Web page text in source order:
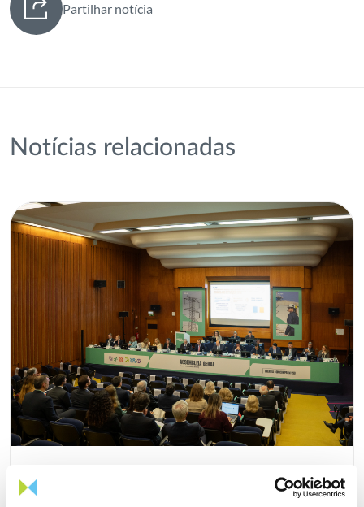
Partilhar notícia
Notícias relacionadas